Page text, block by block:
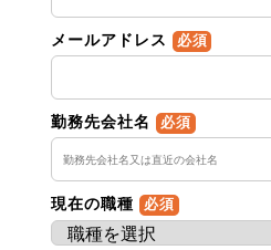
メールアドレス 必須
勤務先会社名 必須
現在の職種 必須